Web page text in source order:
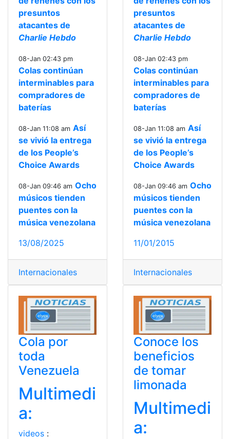
presuntos
atacantes de
Charlie Hebdo
08-Jan 02:43 pm
Colas continúan
interminables para
compradores de
baterías
08-Jan 11:08 am Así
se vivió la entrega
de los People’s
Choice Awards
08-Jan 09:46 am Ocho
músicos tienden
puentes con la
música venezolana
13/08/2025
Internacionales
presuntos
atacantes de
Charlie Hebdo
08-Jan 02:43 pm
Colas continúan
interminables para
compradores de
baterías
08-Jan 11:08 am Así
se vivió la entrega
de los People’s
Choice Awards
08-Jan 09:46 am Ocho
músicos tienden
puentes con la
música venezolana
11/01/2015
Internacionales
Cola por
toda
Venezuela
Multimedi
a:
videos :
Conoce los
beneficios
de tomar
limonada
Multimedi
a: